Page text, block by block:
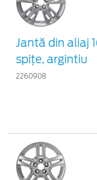
Jantă din aliaj
spiţe, argintiu
2260908